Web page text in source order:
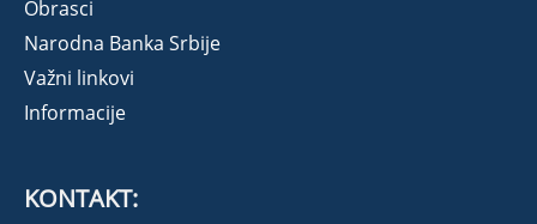
Obrasci
Narodna Banka Srbije
Važni linkovi
Informacije
KONTAKT: